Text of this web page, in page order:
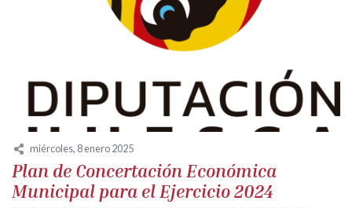
miércoles, 8 enero 2025
Plan de Concertación Económica
Municipal para el Ejercicio 2024